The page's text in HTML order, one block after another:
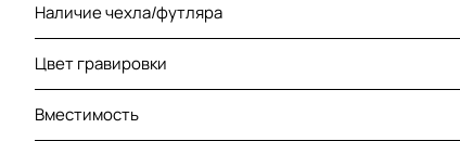
Наличие чехла/футляра
Цвет гравировки
Вместимость